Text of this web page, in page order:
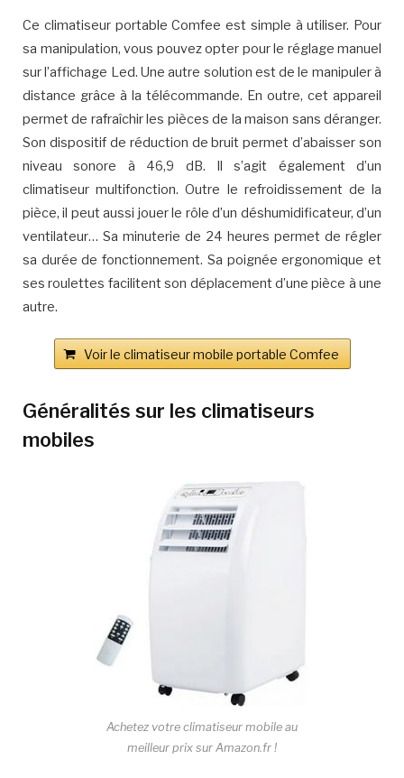
Ce climatiseur portable Comfee est simple à utiliser. Pour
sa manipulation, vous pouvez opter pour le réglage manuel
sur l’affichage Led. Une autre solution est de le manipuler à
distance grâce à la télécommande. En outre, cet appareil
permet de rafraîchir les pièces de la maison sans déranger.
Son dispositif de réduction de bruit permet d’abaisser son
niveau sonore à 46,9 dB. Il s’agit également d’un
climatiseur multifonction. Outre le refroidissement de la
pièce, il peut aussi jouer le rôle d’un déshumidificateur, d’un
ventilateur… Sa minuterie de 24 heures permet de régler
sa durée de fonctionnement. Sa poignée ergonomique et
ses roulettes facilitent son déplacement d’une pièce à une
autre.
Voir le climatiseur mobile portable Comfee
Généralités sur les climatiseurs
mobiles
Achetez votre climatiseur mobile au
meilleur prix sur Amazon.fr !